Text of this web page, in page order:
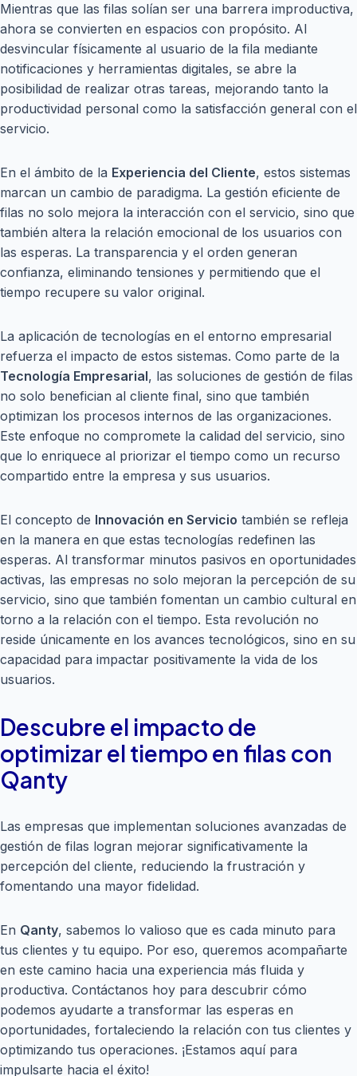
Mientras que las filas solían ser una barrera improductiva,
ahora se convierten en espacios con propósito. Al
desvincular físicamente al usuario de la fila mediante
notificaciones y herramientas digitales, se abre la
posibilidad de realizar otras tareas, mejorando tanto la
productividad personal como la satisfacción general con el
servicio.
En el ámbito de la Experiencia del Cliente, estos sistemas
marcan un cambio de paradigma. La gestión eficiente de
filas no solo mejora la interacción con el servicio, sino que
también altera la relación emocional de los usuarios con
las esperas. La transparencia y el orden generan
confianza, eliminando tensiones y permitiendo que el
tiempo recupere su valor original.
La aplicación de tecnologías en el entorno empresarial
refuerza el impacto de estos sistemas. Como parte de la
Tecnología Empresarial, las soluciones de gestión de filas
no solo benefician al cliente final, sino que también
optimizan los procesos internos de las organizaciones.
Este enfoque no compromete la calidad del servicio, sino
que lo enriquece al priorizar el tiempo como un recurso
compartido entre la empresa y sus usuarios.
El concepto de Innovación en Servicio también se refleja
en la manera en que estas tecnologías redefinen las
esperas. Al transformar minutos pasivos en oportunidades
activas, las empresas no solo mejoran la percepción de su
servicio, sino que también fomentan un cambio cultural en
torno a la relación con el tiempo. Esta revolución no
reside únicamente en los avances tecnológicos, sino en su
capacidad para impactar positivamente la vida de los
usuarios.
Descubre el impacto de
optimizar el tiempo en filas con
Qanty
Las empresas que implementan soluciones avanzadas de
gestión de filas logran mejorar significativamente la
percepción del cliente, reduciendo la frustración y
fomentando una mayor fidelidad.
En Qanty, sabemos lo valioso que es cada minuto para
tus clientes y tu equipo. Por eso, queremos acompañarte
en este camino hacia una experiencia más fluida y
productiva. Contáctanos hoy para descubrir cómo
podemos ayudarte a transformar las esperas en
oportunidades, fortaleciendo la relación con tus clientes y
optimizando tus operaciones. ¡Estamos aquí para
impulsarte hacia el éxito!